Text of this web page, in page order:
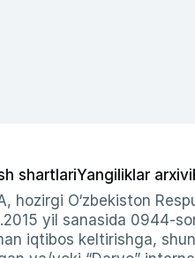
shartlariYangiliklar arxivi
hozirgi O‘zbekiston
yil sanasida 0944-
iqtibos keltirishga,